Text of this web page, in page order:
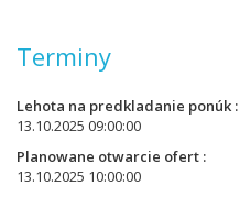
Terminy
Lehota na predkladanie ponúk
13.10.2025 09:00:00
Planowane otwarcie ofert
13.10.2025 10:00:00